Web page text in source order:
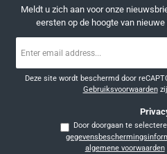
Meldt u zich aan voor onze
eersten op de hoogte van
mailadres
Deze site wordt beschermd door
Gebruiksvoorwaarden
algemene voorwaarden